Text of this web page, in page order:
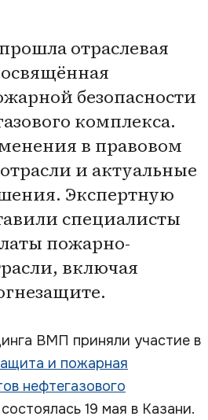
отраслевая
безопасности
комплекса.
в правовом
и актуальные
Экспертную
специалисты
пожарно-
включая
ВМП приняли участие в
и пожарная
нефтегазового
19 мая в Казани.